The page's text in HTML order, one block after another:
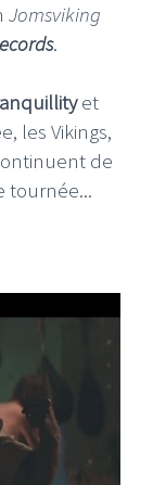
Jomsviking
.
et
les Vikings,
de
tournée...